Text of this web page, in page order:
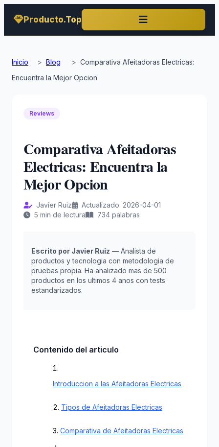
Producto.Top
Inicio > Blog > Comparativa Afeitadoras Electricas:
Encuentra la Mejor Opcion
Reviews
Comparativa Afeitadoras
Electricas: Encuentra la
Mejor Opcion
Javier Ruiz
Actualizado: 2026-04-01
5 min de lectura
734 palabras
Escrito por Javier Ruiz — Analista de
productos y tecnologia con metodologia de
pruebas propia. Ha analizado mas de 500
productos en los ultimos 4 anos con tests
estandarizados.
Contenido del articulo
Introduccion a las Afeitadoras Electricas
Tipos de Afeitadoras Electricas
Comparativa de Afeitadoras Electricas